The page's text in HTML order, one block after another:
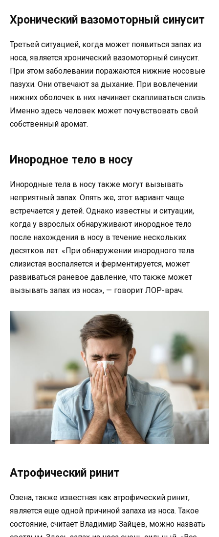
Хронический вазомоторный синусит
Третьей ситуацией, когда может появиться запах из
носа, является хронический вазомоторный синусит.
При этом заболевании поражаются нижние носовые
пазухи. Они отвечают за дыхание. При вовлечении
нижних оболочек в них начинает скапливаться слизь.
Именно здесь человек может почувствовать свой
собственный аромат.
Инородное тело в носу
Инородные тела в носу также могут вызывать
неприятный запах. Опять же, этот вариант чаще
встречается у детей. Однако известны и ситуации,
когда у взрослых обнаруживают инородное тело
после нахождения в носу в течение нескольких
десятков лет. «При обнаружении инородного тела
слизистая воспаляется и ферментируется, может
развиваться раневое давление, что также может
вызывать запах из носа», — говорит ЛОР-врач.
Атрофический ринит
Озена, также известная как атрофический ринит,
является еще одной причиной запаха из носа. Такое
состояние, считает Владимир Зайцев, можно назвать